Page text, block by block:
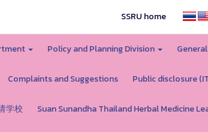
SSRU home
Policy and Planning Division
Complaints and Suggestions Public disclosure
学校 Suan Sunandha Thailand Herbal Medicine